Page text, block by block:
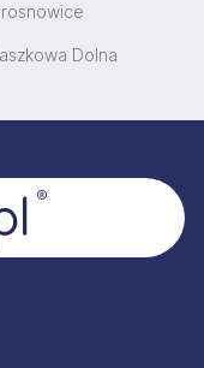
Dolna